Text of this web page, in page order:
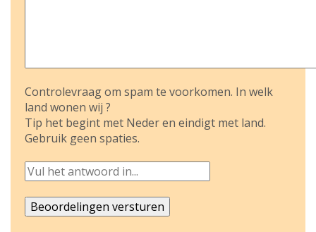
Controlevraag om spam te voorkomen. In welk
land wonen wij ?
Tip het begint met Neder en eindigt met land.
Gebruik geen spaties.